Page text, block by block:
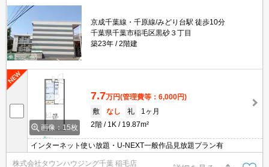
京成千葉線・千原線/みどり台駅 徒歩10分
千葉県千葉市稲毛区黒砂３丁目
築23年
2階建
画像：15枚
7.7万円(管理費等：6,000円)
敷
なし 礼
1ヶ月
2階
1K 19.87m²
インターネット使い放題・U-NEXT一般作品見放題プラン有
株式会社タウンハウジング千葉 稲毛店